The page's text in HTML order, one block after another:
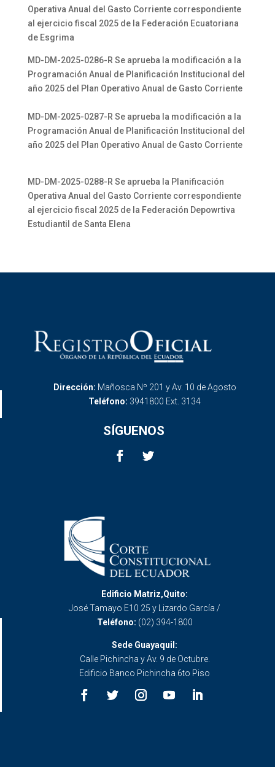
Operativa Anual del Gasto Corriente correspondiente
al ejercicio fiscal 2025 de la Federación Ecuatoriana
de Esgrima
MD-DM-2025-0286-R Se aprueba la modificación a la
Programación Anual de Planificación Institucional del
año 2025 del Plan Operativo Anual de Gasto Corriente
MD-DM-2025-0287-R Se aprueba la modificación a la
Programación Anual de Planificación Institucional del
año 2025 del Plan Operativo Anual de Gasto Corriente
MD-DM-2025-0288-R Se aprueba la Planificación
Operativa Anual del Gasto Corriente correspondiente
al ejercicio fiscal 2025 de la Federación Depowrtiva
Estudiantil de Santa Elena
Dirección: Mañosca Nº 201 y Av. 10 de Agosto
Teléfono: 3941800 Ext. 3134
SÍGUENOS
Edificio Matriz,Quito:
José Tamayo E10 25 y Lizardo García /
Teléfono: (02) 394-1800
Sede Guayaquil:
Calle Pichincha y Av. 9 de Octubre.
Edificio Banco Pichincha 6to Piso